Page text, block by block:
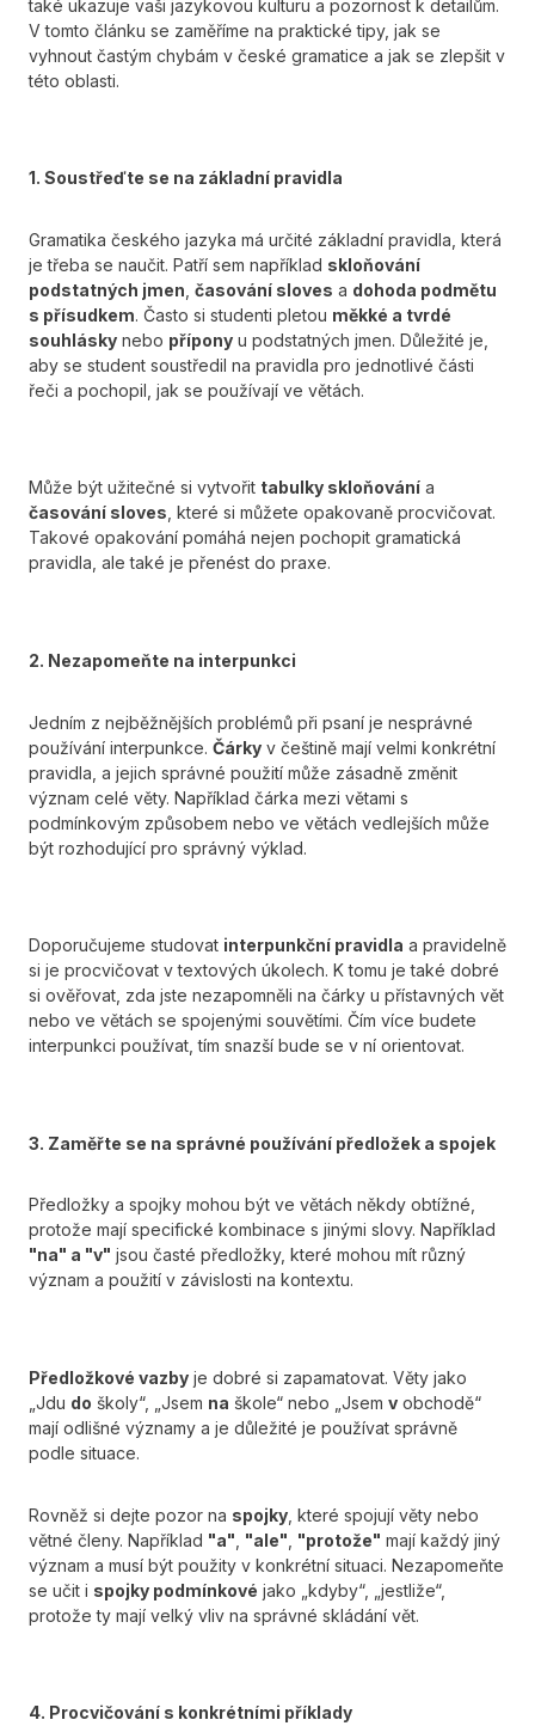
také ukazuje vaši jazykovou kulturu a pozornost k detailům.
V tomto článku se zaměříme na praktické tipy, jak se
vyhnout častým chybám v české gramatice a jak se zlepšit v
této oblasti.
1. Soustřeďte se na základní pravidla
Gramatika českého jazyka má určité základní pravidla, která
je třeba se naučit. Patří sem například skloňování
podstatných jmen časování sloves a dohoda podmětu
s přísudkem. Často si studenti pletou měkké a tvrdé
souhlásky nebo přípony u podstatných jmen. Důležité je,
aby se student soustředil na pravidla pro jednotlivé části
řeči a pochopil, jak se používají ve větách.
Může být užitečné si vytvořit tabulky skloňování a
časování sloves, které si můžete opakovaně procvičovat.
Takové opakování pomáhá nejen pochopit gramatická
pravidla, ale také je přenést do praxe.
2. Nezapomeňte na interpunkci
Jedním z nejběžnějších problémů při psaní je nesprávné
používání interpunkce. Čárky v češtině mají velmi konkrétní
pravidla, a jejich správné použití může zásadně změnit
význam celé věty. Například čárka mezi větami s
podmínkovým způsobem nebo ve větách vedlejších může
být rozhodující pro správný výklad.
Doporučujeme studovat interpunkční pravidla a pravidelně
si je procvičovat v textových úkolech. K tomu je také dobré
si ověřovat, zda jste nezapomněli na čárky u přístavných vět
nebo ve větách se spojenými souvětími. Čím více budete
interpunkci používat, tím snazší bude se v ní orientovat.
3. Zaměřte se na správné používání předložek a spojek
Předložky a spojky mohou být ve větách někdy obtížné,
protože mají specifické kombinace s jinými slovy. Například
"na" a "v" jsou časté předložky, které mohou mít různý
význam a použití v závislosti na kontextu.
Předložkové vazby je dobré si zapamatovat. Věty jako
„Jdu do školy“, „Jsem na škole“ nebo „Jsem v obchodě“
mají odlišné významy a je důležité je používat správně
podle situace.
Rovněž si dejte pozor na spojky , které spojují věty nebo
větné členy. Například "a" "ale" "protože" mají každý jiný
význam a musí být použity v konkrétní situaci. Nezapomeňte
se učit i spojky podmínkové jako „kdyby“, „jestliže“,
protože ty mají velký vliv na správné skládání vět.
4. Procvičování s konkrétními příklady